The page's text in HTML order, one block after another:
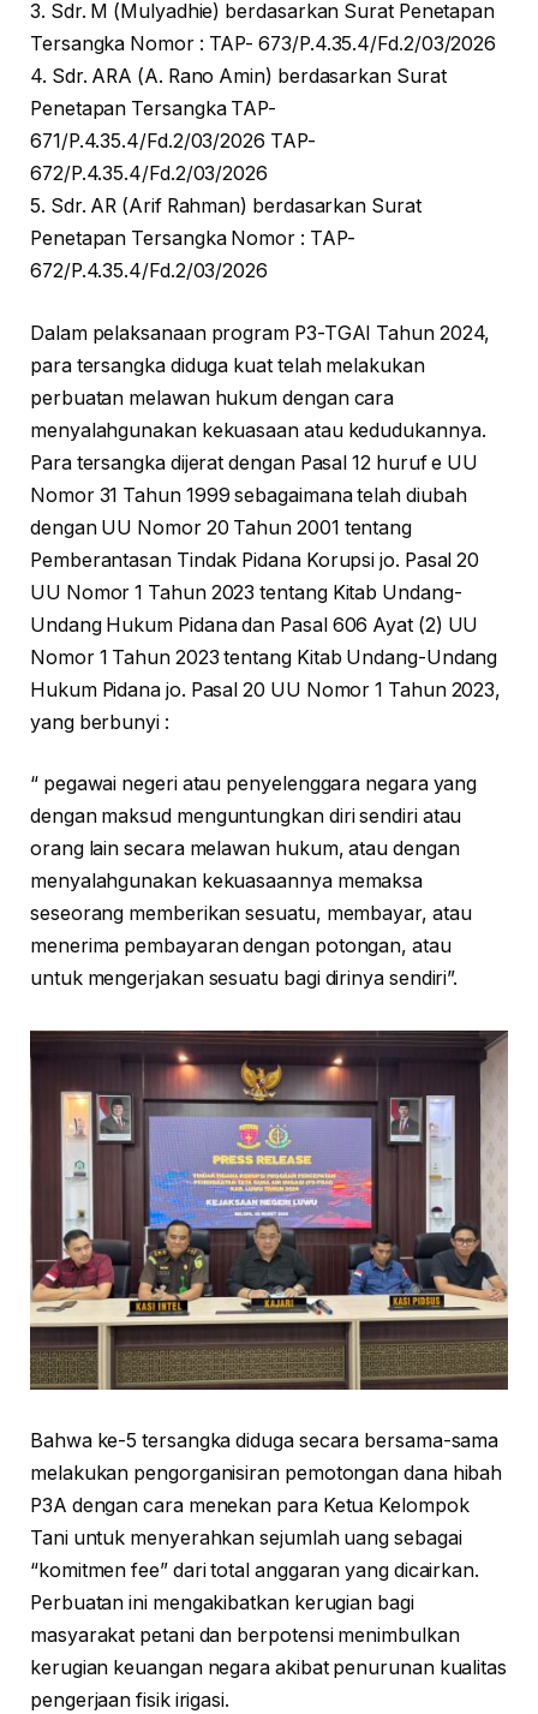
3. Sdr. M (Mulyadhie) berdasarkan Surat Penetapan
Tersangka Nomor : TAP- 673/P.4.35.4/Fd.2/03/2026
4. Sdr. ARA (A. Rano Amin) berdasarkan Surat
Penetapan Tersangka TAP-
671/P.4.35.4/Fd.2/03/2026 TAP-
672/P.4.35.4/Fd.2/03/2026
5. Sdr. AR (Arif Rahman) berdasarkan Surat
Penetapan Tersangka Nomor : TAP-
672/P.4.35.4/Fd.2/03/2026
Dalam pelaksanaan program P3-TGAI Tahun 2024,
para tersangka diduga kuat telah melakukan
perbuatan melawan hukum dengan cara
menyalahgunakan kekuasaan atau kedudukannya.
Para tersangka dijerat dengan Pasal 12 huruf e UU
Nomor 31 Tahun 1999 sebagaimana telah diubah
dengan UU Nomor 20 Tahun 2001 tentang
Pemberantasan Tindak Pidana Korupsi jo. Pasal 20
UU Nomor 1 Tahun 2023 tentang Kitab Undang-
Undang Hukum Pidana dan Pasal 606 Ayat (2) UU
Nomor 1 Tahun 2023 tentang Kitab Undang-Undang
Hukum Pidana jo. Pasal 20 UU Nomor 1 Tahun 2023,
yang berbunyi :
“ pegawai negeri atau penyelenggara negara yang
dengan maksud menguntungkan diri sendiri atau
orang lain secara melawan hukum, atau dengan
menyalahgunakan kekuasaannya memaksa
seseorang memberikan sesuatu, membayar, atau
menerima pembayaran dengan potongan, atau
untuk mengerjakan sesuatu bagi dirinya sendiri”.
Bahwa ke-5 tersangka diduga secara bersama-sama
melakukan pengorganisiran pemotongan dana hibah
P3A dengan cara menekan para Ketua Kelompok
Tani untuk menyerahkan sejumlah uang sebagai
“komitmen fee” dari total anggaran yang dicairkan.
Perbuatan ini mengakibatkan kerugian bagi
masyarakat petani dan berpotensi menimbulkan
kerugian keuangan negara akibat penurunan kualitas
pengerjaan fisik irigasi.